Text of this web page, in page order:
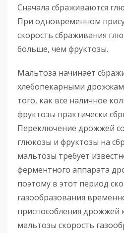
Сначала сбраживаются
При одновременном
скорость сбраживания
больше, чем фруктозы.
Мальтоза начинает
хлебопекарными
того, как все наличное
фруктозы практически
Переключение дрожжей
глюкозы и фруктозы на
мальтозы требует
ферментного аппарата
поэтому в этот период
газообразования
приспособления дрожжей
мальтозы скорость